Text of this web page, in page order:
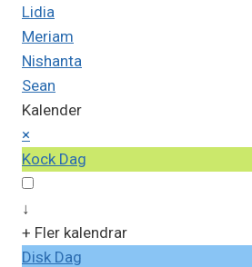
Lidia
Meriam
Nishanta
Sean
Kalender
×
Kock Dag
↓
+ Fler kalendrar
Disk Dag